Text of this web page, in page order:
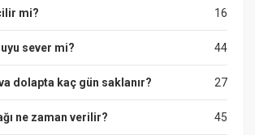
16
mi?
44
sever mi?
27
dolapta kaç gün saklanır?
45
ne zaman verilir?